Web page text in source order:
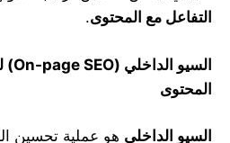
التفاعل مع المحتوى.
السيو الداخلي (On-page SEO)
المحتوى
السيو الداخلي هو عملية تحسين